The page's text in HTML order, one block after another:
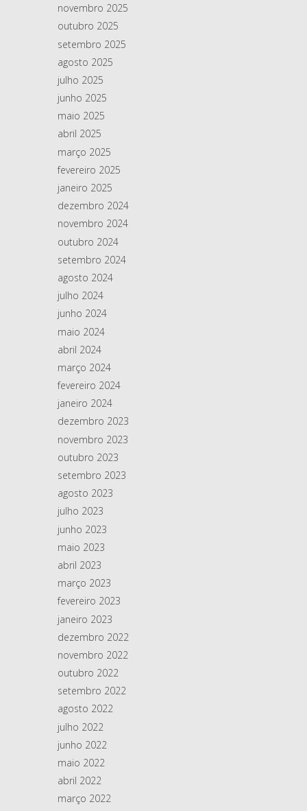
novembro 2025
outubro 2025
setembro 2025
agosto 2025
julho 2025
junho 2025
maio 2025
abril 2025
março 2025
fevereiro 2025
janeiro 2025
dezembro 2024
novembro 2024
outubro 2024
setembro 2024
agosto 2024
julho 2024
junho 2024
maio 2024
abril 2024
março 2024
fevereiro 2024
janeiro 2024
dezembro 2023
novembro 2023
outubro 2023
setembro 2023
agosto 2023
julho 2023
junho 2023
maio 2023
abril 2023
março 2023
fevereiro 2023
janeiro 2023
dezembro 2022
novembro 2022
outubro 2022
setembro 2022
agosto 2022
julho 2022
junho 2022
maio 2022
abril 2022
março 2022